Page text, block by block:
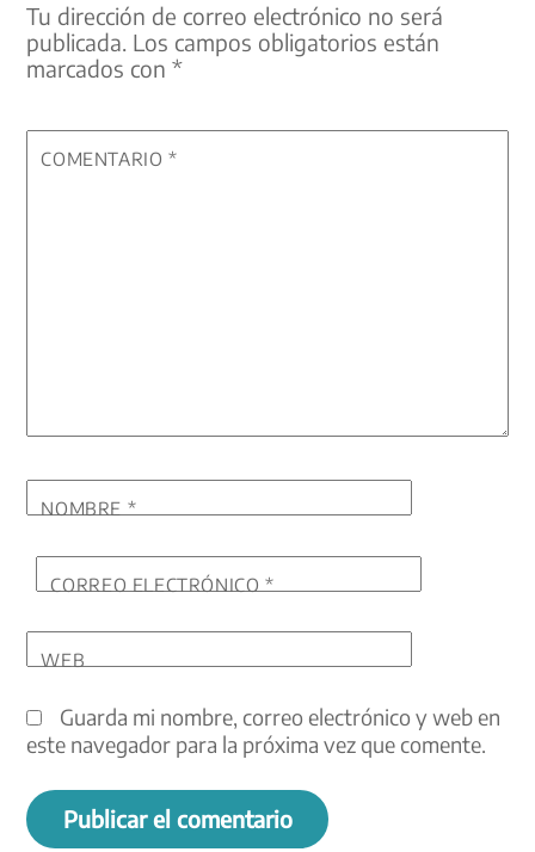
Tu dirección de correo electrónico no será
publicada. Los campos obligatorios están
marcados con*
COMENTARIO*
NOMBRE *
CORREO ELECTRÓNICO*
WEB
Guarda mi nombre, correo electrónico y web en
este navegador para la próxima vez que comente.